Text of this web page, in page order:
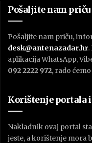
Pošaljite nam
Pošaljite nam priču,
desk@antenazadar.hr.
aplikacija WhatsApp,
092 2222 972, rado
Korištenje portala
Nakladnik ovaj portal
jeste, a korištenje mora